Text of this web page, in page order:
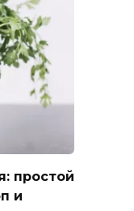
простой
и